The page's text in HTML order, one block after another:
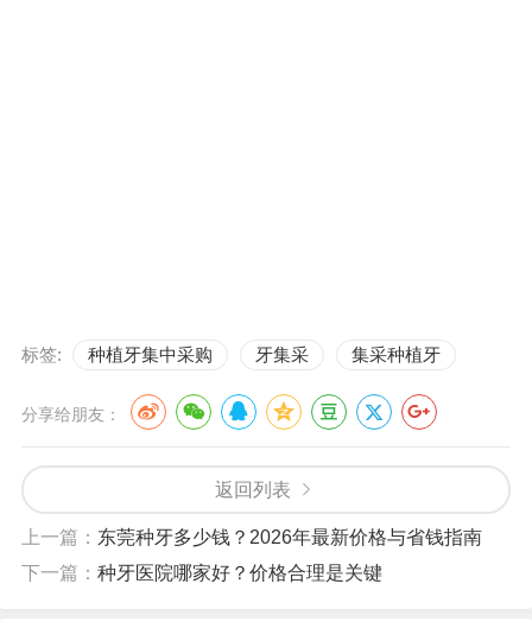
标签: 种植牙集中采购 牙集采 集采种植牙
分享给朋友：
返回列表
上一篇： 东莞种牙多少钱？2026年最新价格与省钱指南
下一篇： 种牙医院哪家好？价格合理是关键